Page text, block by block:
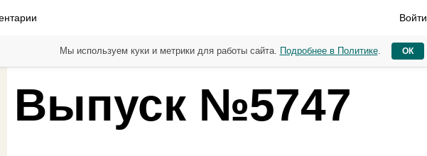
Войти
Выпуск №5747
Мы используем куки и метрики для работы сайта. Подробнее в Политике. ОК